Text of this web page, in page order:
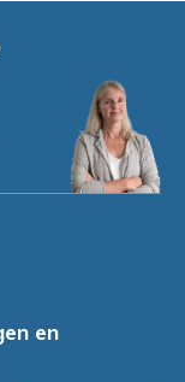
en